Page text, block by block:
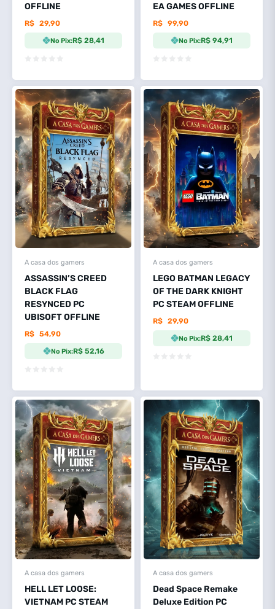
OFFLINE
R$ 29,90
No Pix:R$ 28,41
EA GAMES OFFLINE
R$ 99,90
No Pix:R$ 94,91
A casa dos gamers
ASSASSIN’S CREED
BLACK FLAG
RESYNCED PC
UBISOFT OFFLINE
R$ 54,90
No Pix:R$ 52,16
A casa dos gamers
LEGO BATMAN LEGACY
OF THE DARK KNIGHT
PC STEAM OFFLINE
R$ 29,90
No Pix:R$ 28,41
A casa dos gamers
HELL LET LOOSE:
VIETNAM PC STEAM
A casa dos gamers
Dead Space Remake
Deluxe Edition PC